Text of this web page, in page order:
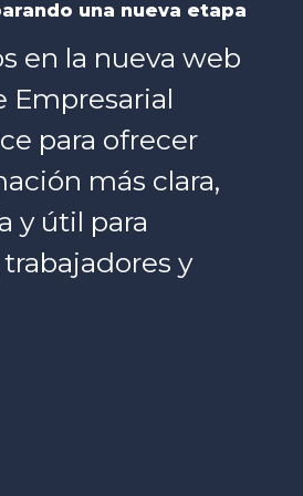
una nueva etapa
en la nueva web
Empresarial
para ofrecer
más clara,
y útil para
y